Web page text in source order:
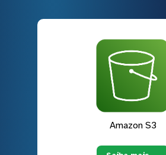
Amazon S3